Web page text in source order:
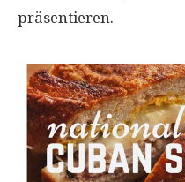
präsentieren.